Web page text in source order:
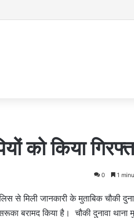
को किया
0 1
से मिली जानकारी के मुताबिक चौकी
बरामद किया है। चौकी दुनावा थाना